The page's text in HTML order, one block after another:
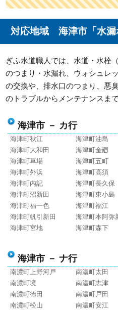
対応地域 海津市「水漏
ぎふ水道職人では、水道・水栓
のつまり・水漏れ、ウォシュレ
の交換や、排水口のつまり、悪
のトラブルからメンテナンスま
海津市 － カ行
海津町秋江 海津町油島
海津町大和田
海津町金廻
海津町草場
海津町五町
海津町外浜
海津町高須
海津町内記
海津町長久保
海津町沼新田
海津町東小島
海津町福一色
海津町福江
海津町帆引新田
海津町本阿弥
海津町宮地
海津町森下
海津市 － ナ行
南濃町上野河戸 南濃町太田
南濃町境
南濃町志津
南濃町徳田
南濃町戸田
南濃町松山
南濃町安江